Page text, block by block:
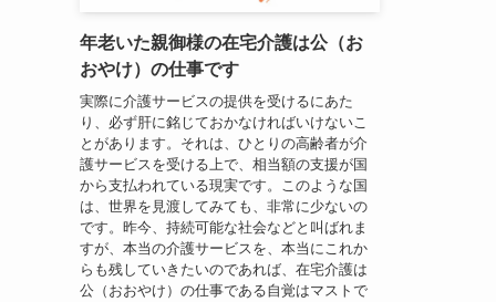
年老いた親御様の在宅介護は公（お
おやけ）の仕事です
実際に介護サービスの提供を受けるにあた
り、必ず肝に銘じておかなければいけないこ
とがあります。それは、ひとりの高齢者が介
護サービスを受ける上で、相当額の支援が国
から支払われている現実です。このような国
は、世界を見渡してみても、非常に少ないの
です。昨今、持続可能な社会などと叫ばれま
すが、本当の介護サービスを、本当にこれか
らも残していきたいのであれば、在宅介護は
公（おおやけ）の仕事である自覚はマストで